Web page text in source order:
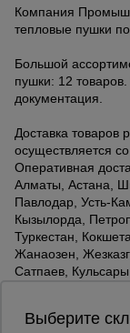
Компания
тепловые пушки по
Большой
пушки: 12
документация.
Доставка товаров
осуществляется
Оперативная
Алматы, Астана,
Павлодар, Усть-
Кызылорда,
Туркестан,
Жанаозен,
Сатпаев, Кульсары.
Выберите